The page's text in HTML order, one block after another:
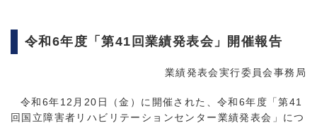
令和6年度「第41回業績発表会」開催報告
業績発表会実行委員会事務局
令和6年12月20日（金）に開催された、令和6年度「第41
回国立障害者リハビリテーションセンター業績発表会」につ